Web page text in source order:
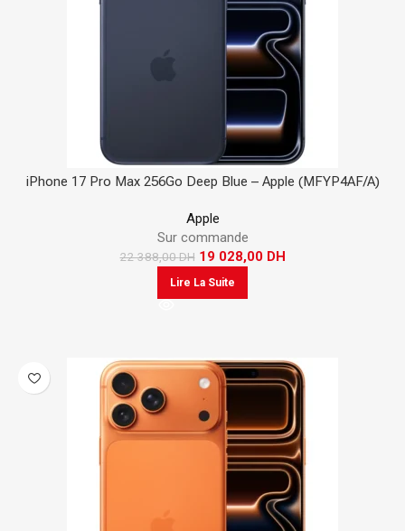
iPhone 17 Pro Max 256Go Deep Blue – Apple (MFYP4AF/A)
Apple
Sur commande
22 388,00DH 19 028,00 DH
Lire La Suite